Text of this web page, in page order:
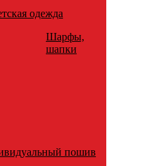
одежда
Шарфы,
шапки
пошив